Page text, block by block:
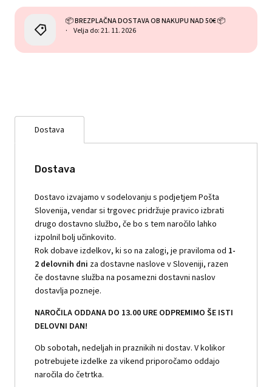
📦 BREZPLAČNA DOSTAVA OB NAKUPU NAD 50€ 📦
Velja do: 21. 11. 2026
Dostava
Dostava
Dostavo izvajamo v sodelovanju s podjetjem Pošta
Slovenija, vendar si trgovec pridržuje pravico izbrati
drugo dostavno službo, če bo s tem naročilo lahko
izpolnil bolj učinkovito.
Rok dobave izdelkov, ki so na zalogi, je praviloma od 1-
2 delovnih dni za dostavne naslove v Sloveniji, razen
če dostavne služba na posamezni dostavni naslov
dostavlja pozneje.
NAROČILA ODDANA DO 13.00 URE ODPREMIMO ŠE ISTI
DELOVNI DAN!
Ob sobotah, nedeljah in praznikih ni dostav. V kolikor
potrebujete izdelke za vikend priporočamo oddajo
naročila do četrtka.